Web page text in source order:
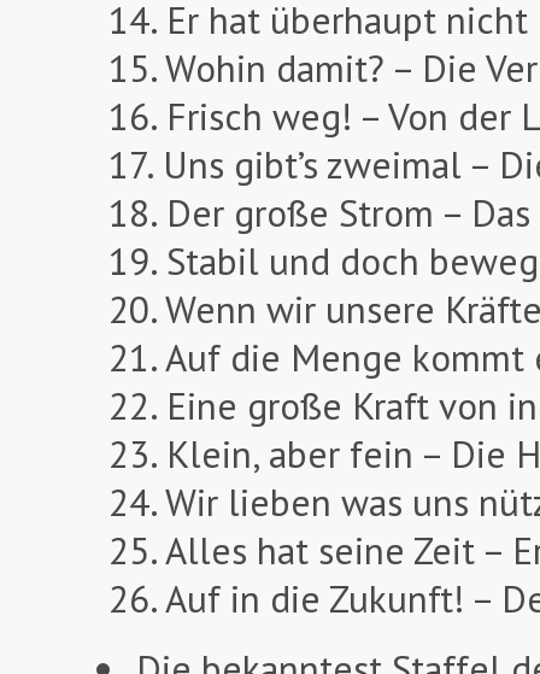
14. Er hat überhaupt
15. Wohin damit? – Die
16. Frisch weg! – Von der
17. Uns gibt’s zweimal –
18. Der große Strom –
19. Stabil und doch
20. Wenn wir unsere
21. Auf die Menge
22. Eine große Kraft von
23. Klein, aber fein – Die
24. Wir lieben was uns
25. Alles hat seine Zeit –
26. Auf in die Zukunft! –